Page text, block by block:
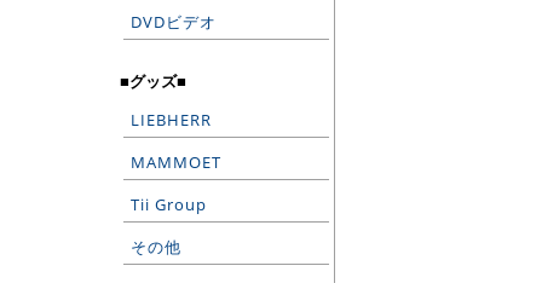
DVDビデオ
■グッズ■
LIEBHERR
MAMMOET
Tii Group
その他